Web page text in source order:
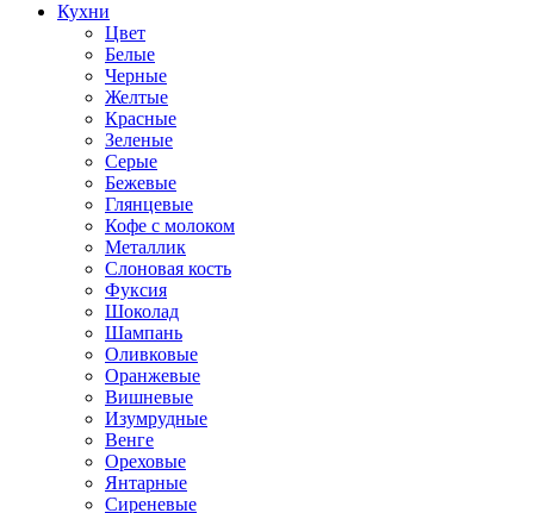
Кухни
Цвет
Белые
Черные
Желтые
Красные
Зеленые
Серые
Бежевые
Глянцевые
Кофе с молоком
Металлик
Слоновая кость
Фуксия
Шоколад
Шампань
Оливковые
Оранжевые
Вишневые
Изумрудные
Венге
Ореховые
Янтарные
Сиреневые